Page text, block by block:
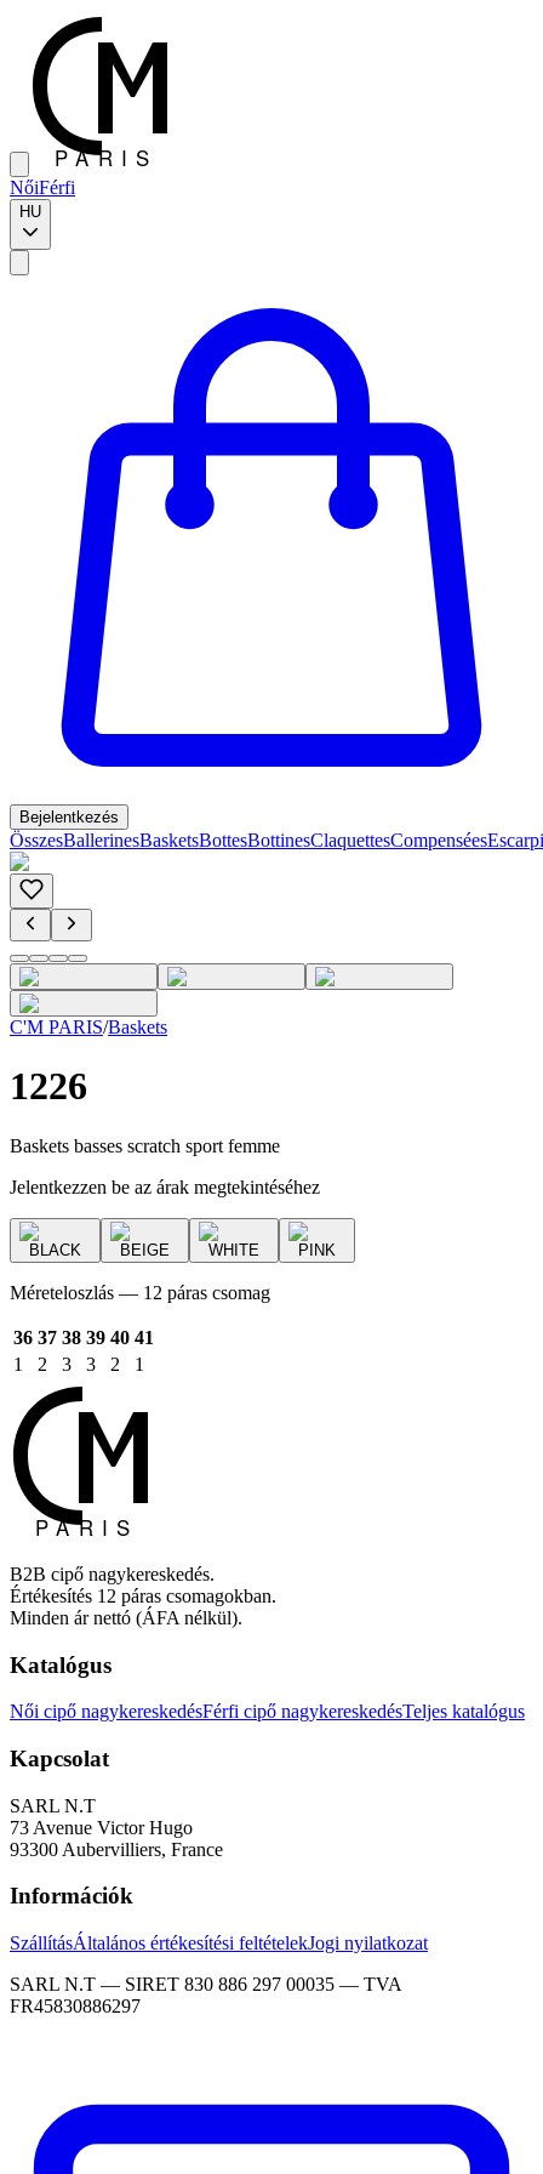
NőiFérfi
HU
Bejelentkezés
ÖsszesBallerinesBasketsBottesBottinesClaquettesCompensées
C'M PARIS/Baskets
1226
Baskets basses scratch sport femme
Jelentkezzen be az árak megtekintéséhez
BLACK BEIGE WHITE PINK
Méreteloszlás — 12 páras csomag
36 37 38 39 40 41
1
2 3 3 2 1
B2B cipő nagykereskedés.
Értékesítés 12 páras csomagokban.
Minden ár nettó (ÁFA nélkül).
Katalógus
Női cipő nagykereskedésFérfi cipő nagykereskedésTeljes katalógus
Kapcsolat
SARL N.T
73 Avenue Victor Hugo
93300 Aubervilliers, France
Információk
SzállításÁltalános értékesítési feltételekJogi nyilatkozat
SARL N.T — SIRET 830 886 297 00035 — TVA
FR45830886297